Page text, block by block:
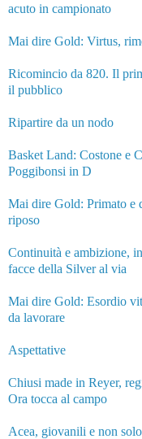
acuto in campionato
Mai dire Gold: Virtus,
Ricomincio da 820. Il
il pubblico
Ripartire da un nodo
Basket Land: Costone e
Poggibonsi in D
Mai dire Gold: Primato e
riposo
Continuità e ambizione,
facce della Silver al via
Mai dire Gold: Esordio
da lavorare
Aspettative
Chiusi made in Reyer,
Ora tocca al campo
Acea, giovanili e non